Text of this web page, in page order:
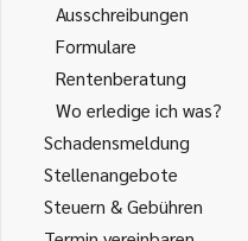
Ausschreibungen
Formulare
Rentenberatung
Wo erledige ich was?
Schadensmeldung
Stellenangebote
Steuern & Gebühren